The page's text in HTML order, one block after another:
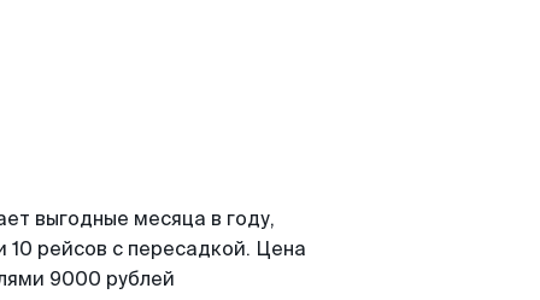
выгодные месяца в году,
рейсов с пересадкой. Цена
9000 рублей